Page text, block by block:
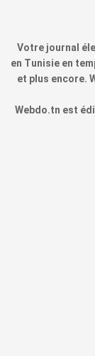
Votre journal
en Tunisie en
et plus encore.
Webdo.tn est